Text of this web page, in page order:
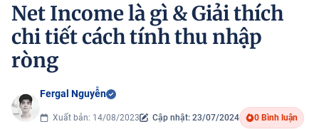
Net Income là gì & Giải thích
chi tiết cách tính thu nhập
ròng
Fergal Nguyễn
Xuất bản: 14/08/2023 Cập nhật: 23/07/2024 0 Bình luận